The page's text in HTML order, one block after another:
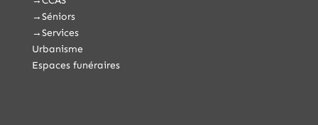
→Séniors
→Services
Urbanisme
Espaces funéraires